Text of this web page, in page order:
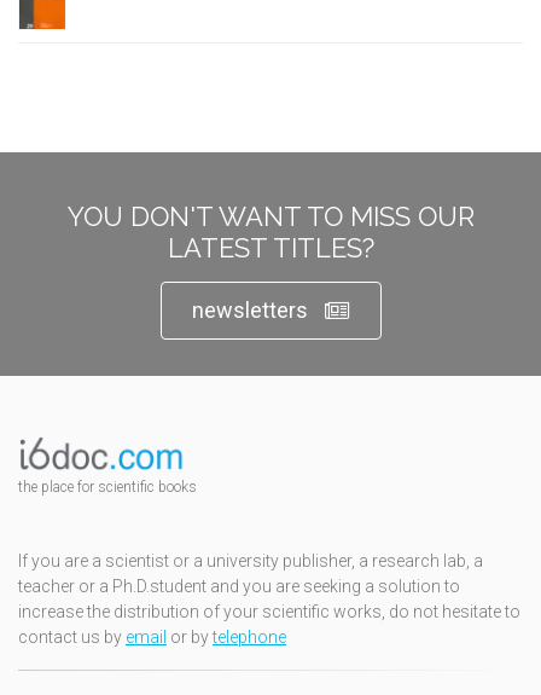
YOU DON'T WANT TO MISS OUR
LATEST TITLES?
newsletters
the place for scientific books
If you are a scientist or a university publisher, a research lab, a
teacher or a Ph.D.student and you are seeking a solution to
increase the distribution of your scientific works, do not hesitate to
contact us by email or bytelephone